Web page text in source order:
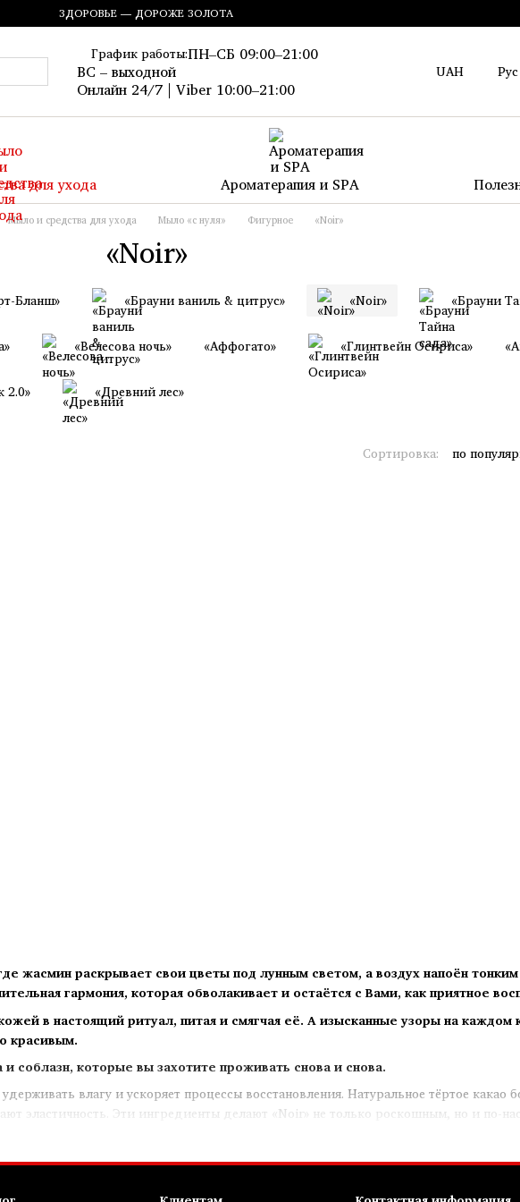
ЗДОРОВЬЕ — ДОРОЖЕ ЗОЛОТА
График работы:ПН–СБ 09:00–21:00
ВС – выходной
Онлайн 24/7 | Viber 10:00–21:00
UAH Рус
для ухода Ароматерапия и SPA
Мыло и средства для ухода Мыло «с нуля» Фигурное «Noir»
«Noir»
Бланш» «Брауни ваниль & цитрус» «Noir» «Брауни
«Велесова ночь» «Аффогато» «Глинтвейн Осириса»
2.0» «Древний лес»
Сортировка: по
жасмин раскрывает свои цветы под лунным светом, а воздух напоён
гармония, которая обволакивает и остаётся с Вами, как приятное
в настоящий ритуал, питая и смягчая её. А изысканные узоры на каждом
красивым.
соблазн, которые вы захотите проживать снова и снова.
влагу и ускоряет процессы восстановления. Натуральное тёртое какао
эластичность. Эти ингредиенты делают «Noir» не только роскошным, но и по-